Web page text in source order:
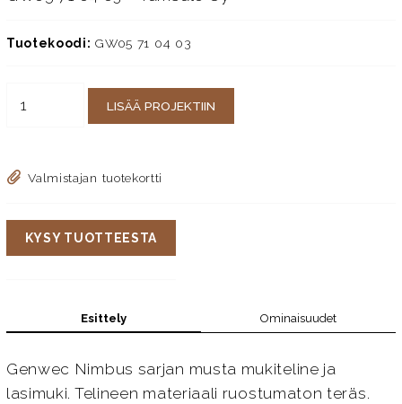
Tuotekoodi: GW05 71 04 03
LISÄÄ PROJEKTIIN
Valmistajan tuotekortti
KYSY TUOTTEESTA
Esittely Ominaisuudet
Genwec Nimbus sarjan musta mukiteline ja
lasimuki. Telineen materiaali ruostumaton teräs.